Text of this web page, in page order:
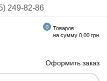
249-82-86
Оформить заказ
Товаров
0
на сумму 0,00 грн